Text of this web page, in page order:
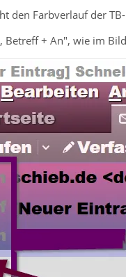
den Farbverlauf der
Betreff + An", wie im